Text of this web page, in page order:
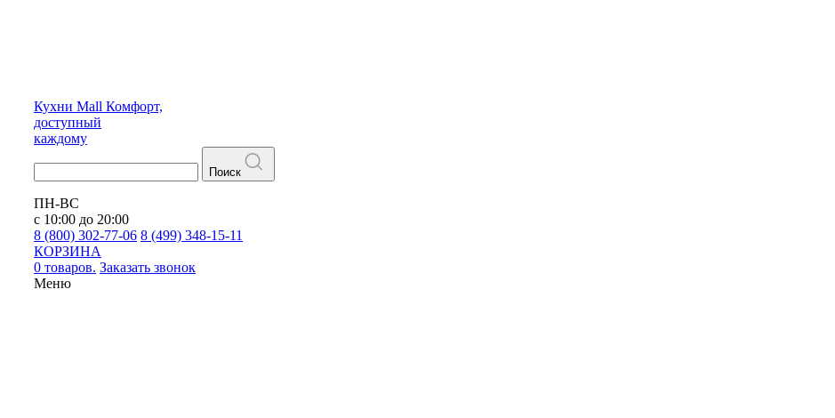
Кухни Mall Комфорт,
доступный
каждому
Поиск
ПН-ВС
с 10:00 до 20:00
8 (800) 302-77-06 8 (499) 348-15-11
КОРЗИНА
0 товаров. Заказать звонок
Меню